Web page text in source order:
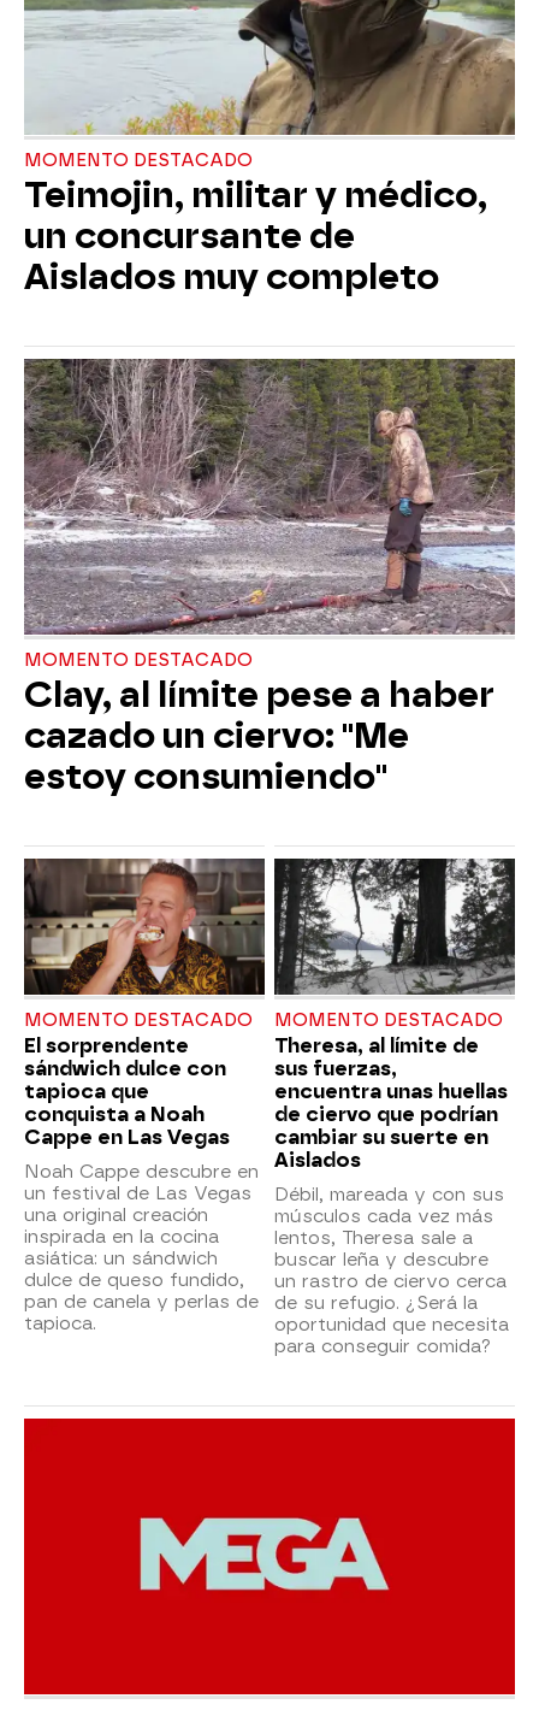
MOMENTO DESTACADO
Teimojin, militar y médico,
un concursante de
Aislados muy completo
MOMENTO DESTACADO
Clay, al límite pese a haber
cazado un ciervo: "Me
estoy consumiendo"
MOMENTO DESTACADO
El sorprendente
sándwich dulce con
tapioca que
conquista a Noah
Cappe en Las Vegas
Noah Cappe descubre en
un festival de Las Vegas
una original creación
inspirada en la cocina
asiática: un sándwich
dulce de queso fundido,
pan de canela y perlas de
tapioca.
MOMENTO DESTACADO
Theresa, al límite de
sus fuerzas,
encuentra unas huellas
de ciervo que podrían
cambiar su suerte en
Aislados
Débil, mareada y con sus
músculos cada vez más
lentos, Theresa sale a
buscar leña y descubre
un rastro de ciervo cerca
de su refugio. ¿Será la
oportunidad que necesita
para conseguir comida?